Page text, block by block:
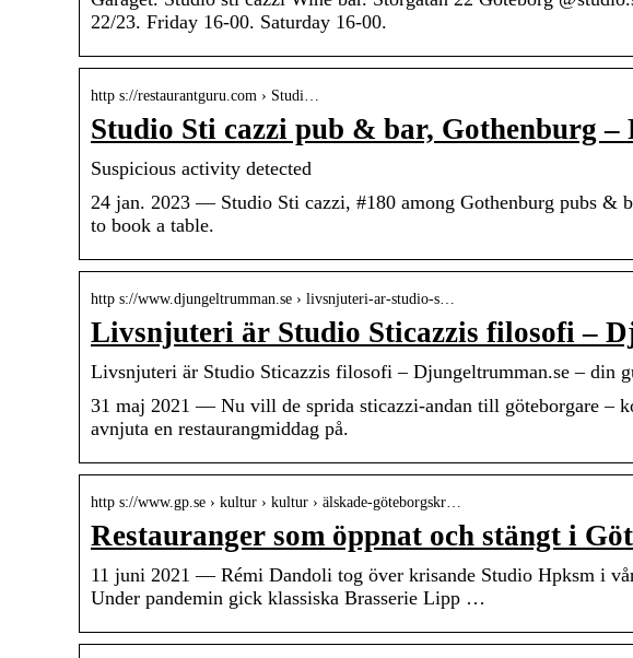
22/23. Friday 16-00. Saturday 16-00.
http s://restaurantguru.com › Studi…
Studio Sti cazzi pub & bar, Gothenburg –
Suspicious activity detected
24 jan. 2023 — Studio Sti cazzi, #180 among Gothenburg pubs &
to book a table.
http s://www.djungeltrumman.se › livsnjuteri-ar-studio-s…
Livsnjuteri är Studio Sticazzis filosofi –
Livsnjuteri är Studio Sticazzis filosofi – Djungeltrumman.se – din
31 maj 2021 — Nu vill de sprida sticazzi-andan till göteborgare –
avnjuta en restaurangmiddag på.
http s://www.gp.se › kultur › kultur › älskade-göteborgskr…
Restauranger som öppnat och stängt i
11 juni 2021 — Rémi Dandoli tog över krisande Studio Hpksm i
Under pandemin gick klassiska Brasserie Lipp …